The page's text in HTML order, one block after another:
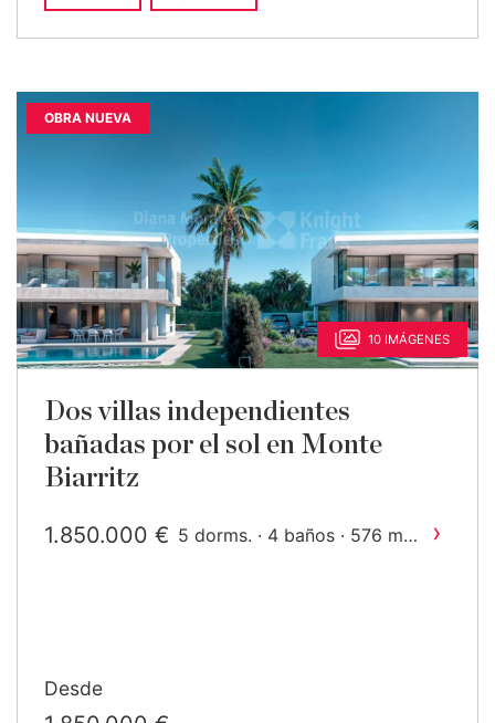
OBRA NUEVA
10 IMÁGENES
Dos villas independientes
bañadas por el sol en Monte
Biarritz
1.850.000 € 5 dorms. · 4 baños · 576 m ›
Desde